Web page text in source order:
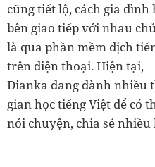
cũng tiết lộ, cách gia đình
bên giao tiếp với nhau
là qua phần mềm dịch
trên điện thoại. Hiện tại,
Dianka đang dành nhiều
gian học tiếng Việt để có
nói chuyện, chia sẻ